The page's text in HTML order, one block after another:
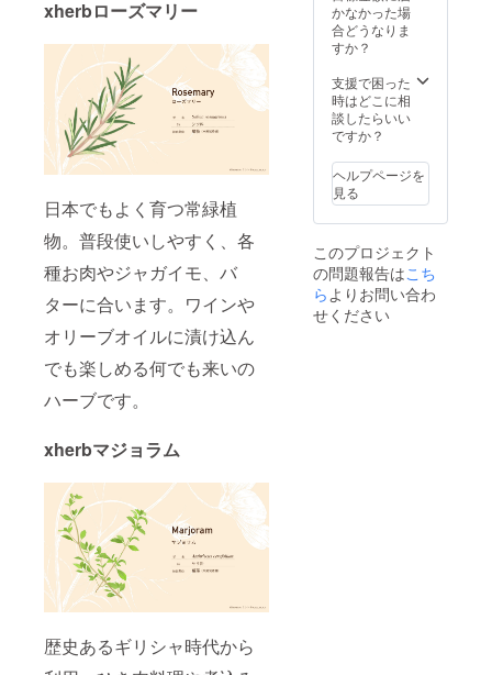
xherbローズマリー
日本でもよく育つ常緑植
物。普段使いしやすく、各
種お肉やジャガイモ、バ
ターに合います。ワインや
オリーブオイルに漬け込ん
でも楽しめる何でも来いの
ハーブです。
xherbマジョラム
歴史あるギリシャ時代から
かなかった場
合どうなりま
すか？
支援で困った
時はどこに相
談したらいい
ですか？
ヘルプページを
見る
このプロジェクト
の問題報告はこち
らよりお問い合わ
せください